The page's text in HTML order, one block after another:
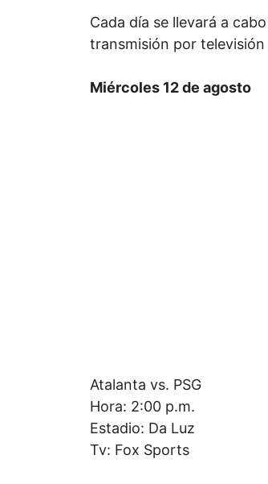
Cada día se llevará a
transmisión por televisión
Miércoles 12 de agosto
Atalanta vs. PSG
Hora: 2:00 p.m.
Estadio: Da Luz
Tv: Fox Sports